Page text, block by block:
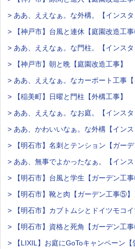
> ああ、ええなぁ。な外構。【インスタ
> 【神戸市】台風と連休【庭園改造工事
> ああ、ええなぁ。な門柱。【インスタ
> 【神戸市】朝と晩【庭園改造工事】
> ああ、ええなぁ。なカーポート工事【
> 【稲美町】日曜と門柱【外構工事】
> ああ、ええなぁ。なお庭。【インスタ
> ああ、かわいいなぁ。な外構【インス
> 【明石市】名刺とテンション【ガー
> ああ、無事でよかったなぁ。【インス
> 【明石市】台風と学生【ガーデン工事
> 【明石市】靴と肉【ガーデン工事⑤】
> 【明石市】カブトムシとドイツモコ
> 【明石市】資格と死角【ガーデン工事
> 【LIXIL】お庭にGoToキャンペーン【